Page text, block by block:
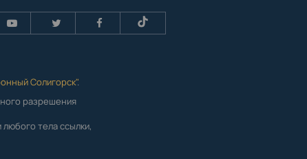
Солигорск".
разрешения
тела ссылки,